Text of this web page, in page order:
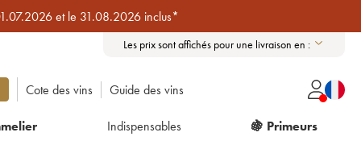
et le 31.08.2026 inclus*
Les prix sont affichés pour une livraison en :
Cote des vins Guide des vins
Indispensables 🍇 Primeurs